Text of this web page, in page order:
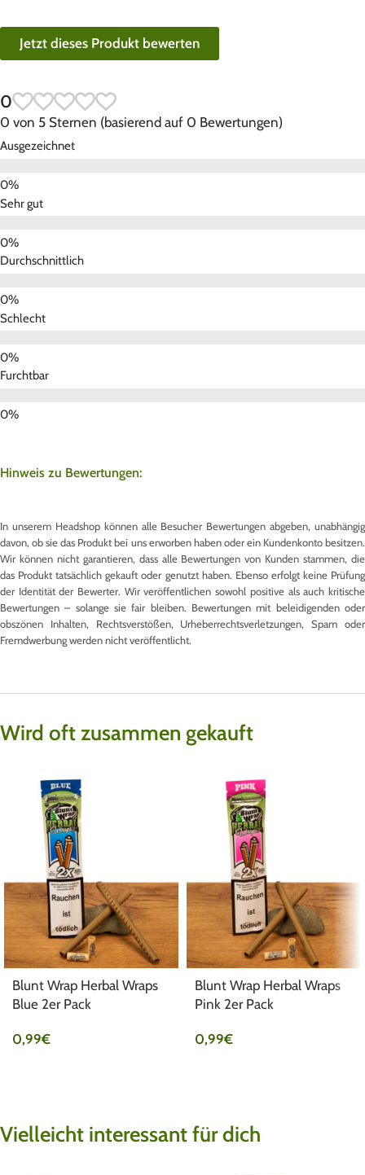
Jetzt dieses Produkt bewerten
0
0 von 5 Sternen (basierend auf 0 Bewertungen)
Ausgezeichnet
Sehr gut
Durchschnittlich
Schlecht
Furchtbar
Hinweis zu Bewertungen:
In unserem Headshop können alle Besucher Bewertungen abgeben, unabhängig
davon, ob sie das Produkt bei uns erworben haben oder ein Kundenkonto besitzen.
Wir können nicht garantieren, dass alle Bewertungen von Kunden stammen, die
das Produkt tatsächlich gekauft oder genutzt haben. Ebenso erfolgt keine Prüfung
der Identität der Bewerter. Wir veröffentlichen sowohl positive als auch kritische
Bewertungen – solange sie fair bleiben. Bewertungen mit beleidigenden oder
obszönen Inhalten, Rechtsverstößen, Urheberrechtsverletzungen, Spam oder
Fremdwerbung werden nicht veröffentlicht.
Wird oft zusammen gekauft
Blunt Wrap Herbal Wraps
Blue 2er Pack
0,99€
Blunt Wrap Herbal Wraps
Pink 2er Pack
0,99€
Vielleicht interessant für dich